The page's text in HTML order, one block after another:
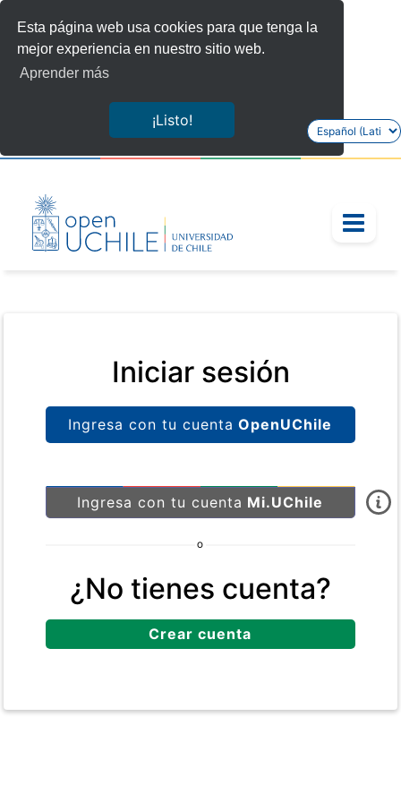
Esta página web usa cookies para que tenga la
mejor experiencia en nuestro sitio web.
Aprender más
¡Listo!
Seleccionar
idioma
Iniciar sesión
Ingresa con tu cuenta OpenUChile
Ingresa con tu cuenta Mi.UChile
O
¿No tienes cuenta?
Crear cuenta